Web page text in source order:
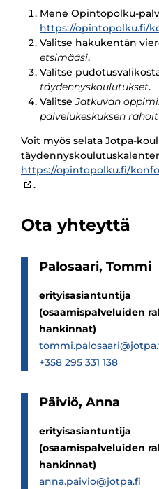
Mene Opintopolku-
https://opintopolku.fi/
Valitse hakukentän
etsimääsi.
Valitse
täydennyskoulutukset.
ValitseJatkuvan
palvelukeskuksen
Voit myös selata Jotpa-
https://opintopolku.fi/
.
Ota yhteyttä
Palo­saari, Tommi
erityisasiantuntija
(osaamispalveluiden
hankinnat)
+358 295 331 138
Päi­viö, Anna
erityisasiantuntija
(osaamispalveluiden
hankinnat)
anna.paivio@jotpa.fi